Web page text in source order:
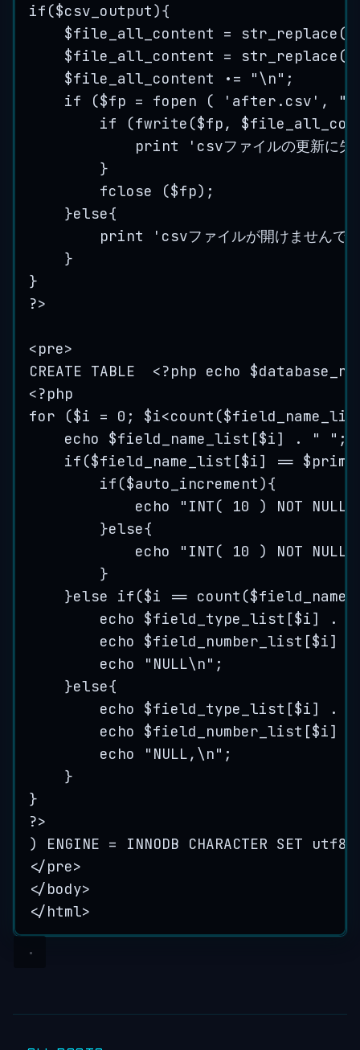
if($csv_output){
$file_all_content
= str_replace (
$file_all_content
= str_replace (
$file_all_content
. = "\n" ;
if ($fp = fopen ( ' after.csv ' , "
if
(fwrite ($fp,
print
' csvファイルの更新に失
}
fclose
($fp) ;
}else{
print
' csvファイルが開けませんで
}
}
?>
<pre>
CREATE TABLE  <?php echo
<?php
for ($i = 0;
echo $field_name_list[$i] .
" " ;
if($field_name_list[$i] ==
if($auto_increment){
echo
" INT( 10 ) NOT NULL
}else{
echo
" INT( 10 ) NOT NULL
}
}else if($i ==
echo $field_type_list[$i] .
echo $field_number_list[$i]
echo
" NULL\n" ;
}else{
echo $field_type_list[$i] .
echo $field_number_list[$i]
echo
" NULL, \n" ;
}
}
?>
) ENGINE = INNODB CHARACTER SET
</pre>
</body>
</html>